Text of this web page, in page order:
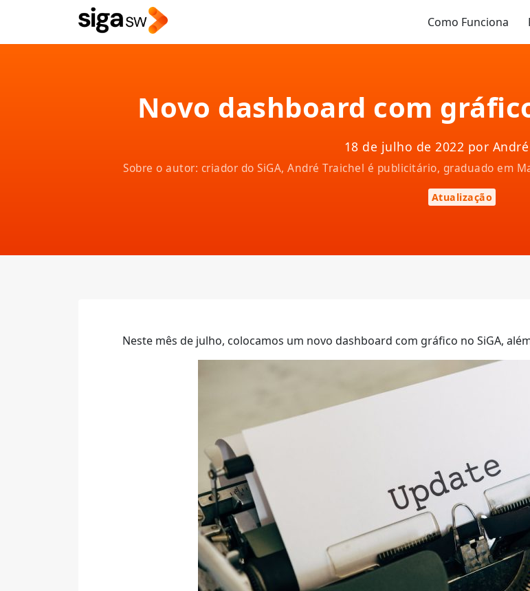
Como Funciona
Novo dashboard com
18 de julho de 2022 por
Sobre o autor: criador do SiGA, André Traichel é publicitário, graduado em
Atualização
Neste mês de julho, colocamos um novo dashboard com gráfico no SiGA,